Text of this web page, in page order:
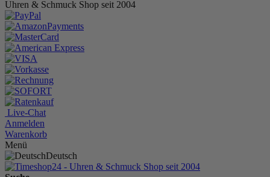
Uhren & Schmuck Shop seit 2004
Live-Chat
Anmelden
Warenkorb
Menü
Deutsch